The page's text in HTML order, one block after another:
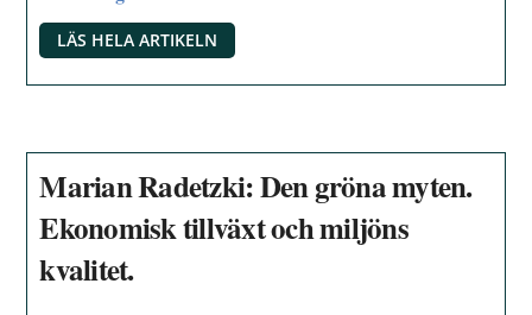
LÄS HELA ARTIKELN
Marian Radetzki: Den gröna myten.
Ekonomisk tillväxt och miljöns
kvalitet.